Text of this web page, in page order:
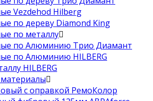
Vezdehod Hilberg
по дереву Diamond King
по металлу
по Алюминию Трио Диамант
по Алюминию HILBERG
HILBERG
с оправкой РемоКолор